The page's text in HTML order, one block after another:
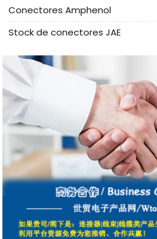
Conectores Amphenol
Stock de conectores JAE